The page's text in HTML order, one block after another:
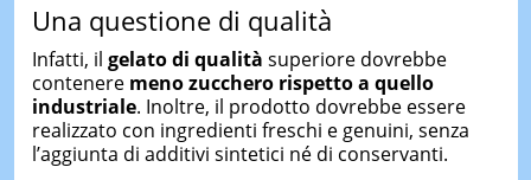
Una questione di qualità
Infatti, il gelato di qualità superiore dovrebbe
contenere meno zucchero rispetto a quello
industriale. Inoltre, il prodotto dovrebbe essere
realizzato con ingredienti freschi e genuini, senza
l’aggiunta di additivi sintetici né di conservanti.